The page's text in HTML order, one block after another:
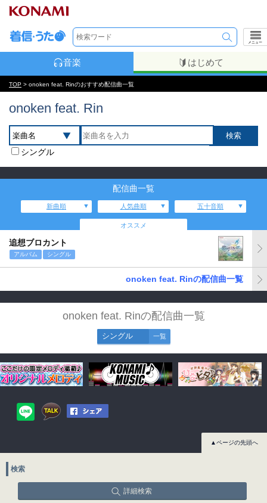
メニュー
音楽 はじめて
TOP > onoken feat. Rinのおすすめ配信曲一覧
onoken feat. Rin
シングル
配信曲一覧
新曲順 人気曲順 五十音順
オススメ
追想ブロカント
アルバム シングル
onoken feat. Rinの配信曲一覧
onoken feat. Rinの配信曲一覧
シングル 一覧
▲ページの先頭へ
検索
詳細検索